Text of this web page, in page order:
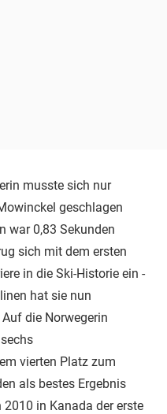
musste sich nur
geschlagen
war 0,83 Sekunden
sich mit dem ersten
in die Ski-Historie ein -
hat sie nun
die Norwegerin
vierten Platz zum
als bestes Ergebnis
in Kanada der erste